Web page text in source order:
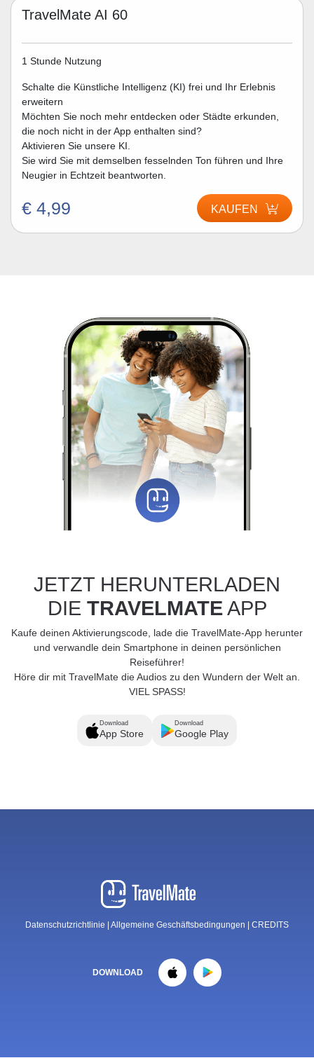
TravelMate AI 60
1 Stunde Nutzung
Schalte die Künstliche Intelligenz (KI) frei und Ihr Erlebnis
erweitern
Möchten Sie noch mehr entdecken oder Städte erkunden,
die noch nicht in der App enthalten sind?
Aktivieren Sie unsere KI.
Sie wird Sie mit demselben fesselnden Ton führen und Ihre
Neugier in Echtzeit beantworten.
€ 4,99 KAUFEN
JETZT HERUNTERLADEN
DIE TRAVELMATEAPP
Kaufe deinen Aktivierungscode, lade die TravelMate-App herunter
und verwandle dein Smartphone in deinen persönlichen
Reiseführer!
Höre dir mit TravelMate die Audios zu den Wundern der Welt an.
VIEL SPASS!
Download
App Store
Download
Google Play
Datenschutzrichtlinie Allgemeine Geschäftsbedingungen CREDITS
DOWNLOAD